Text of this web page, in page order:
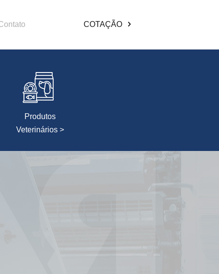
COTAÇÃO
Produtos
Veterinários >